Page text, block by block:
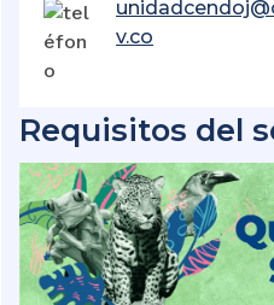
v.co
Requisitos del